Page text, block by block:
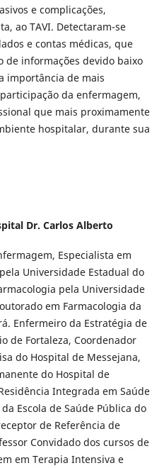
e complicações,
ao TAVI. Detectaram-se
e contas médicas, que
informações devido baixo
importância de mais
da enfermagem,
que mais proximamente
hospitalar, durante sua
Dr. Carlos Alberto
Especialista em
Universidade Estadual do
pela Universidade
em Farmacologia da
Enfermeiro da Estratégia de
de Fortaleza, Coordenador
do Hospital de Messejana,
do Hospital de
Integrada em Saúde
Escola de Saúde Pública do
de Referência de
Convidado dos cursos de
em Terapia Intensiva e